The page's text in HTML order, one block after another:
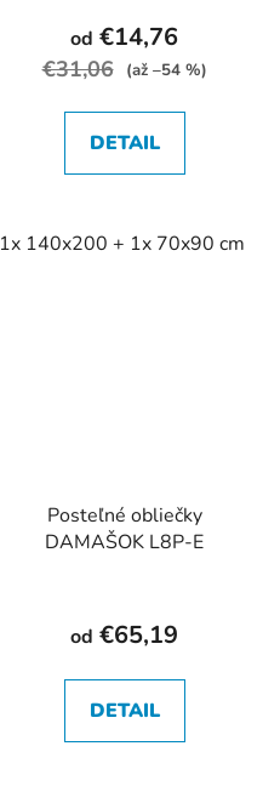
od €14,76
€31,06 (až –54 %)
DETAIL
1x 140x200 + 1x 70x90 cm
Posteľné obliečky
DAMAŠOK L8P-E
od €65,19
DETAIL